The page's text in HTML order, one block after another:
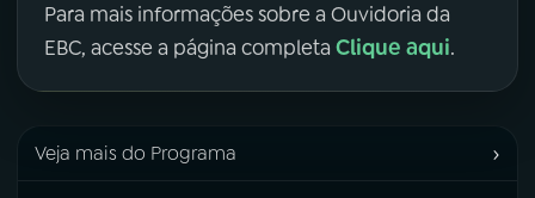
Para mais informações sobre a Ouvidoria da
EBC, acesse a página completa Clique aqui.
Veja mais do Programa ›